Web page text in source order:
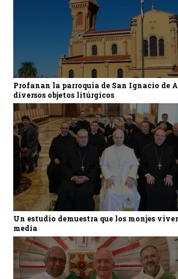
Profanan la parroquia de San Ignacio de
diversos objetos litúrgicos
Un estudio demuestra que los monjes
media